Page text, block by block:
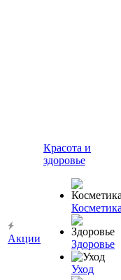
Акции
Красота и
здоровье
Косметика
Здоровье
Уход